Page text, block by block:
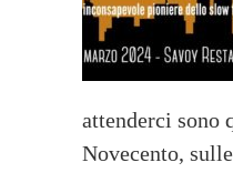
attenderci sono
Novecento,